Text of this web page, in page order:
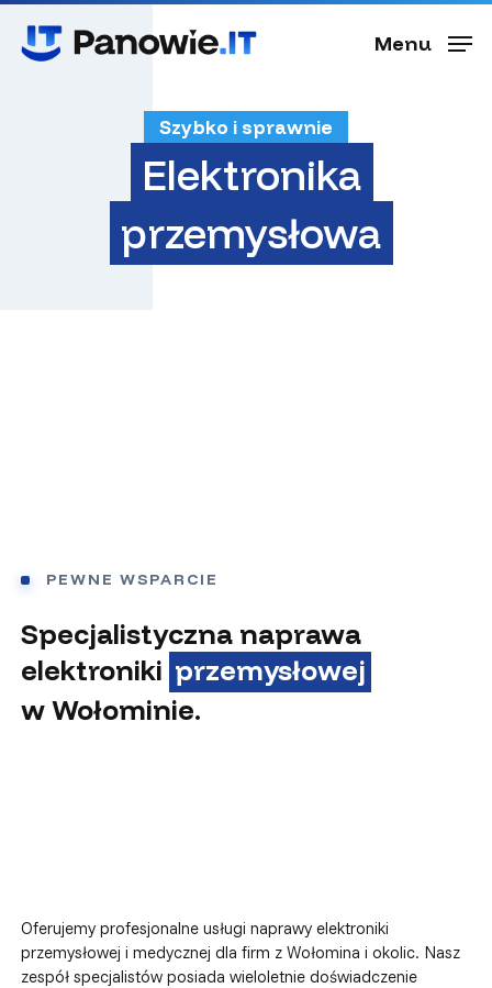
main
Menu
Szybko i sprawnie
Elektronika
przemysłowa
PEWNE WSPARCIE
Specjalistyczna naprawa
elektroniki przemysłowej
w Wołominie.
Oferujemy profesjonalne usługi naprawy elektroniki
przemysłowej i medycznej dla firm z Wołomina i okolic. Nasz
zespół specjalistów posiada wieloletnie doświadczenie